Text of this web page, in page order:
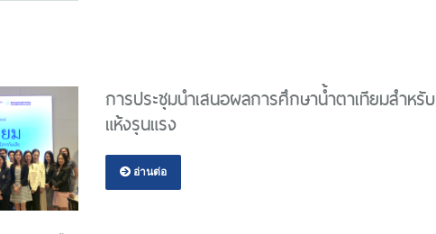
การประชุมนำเสนอผลการศึกษาน้ำตาเทียมสำหรั
แห้งรุนแรง
อ่านต่อ